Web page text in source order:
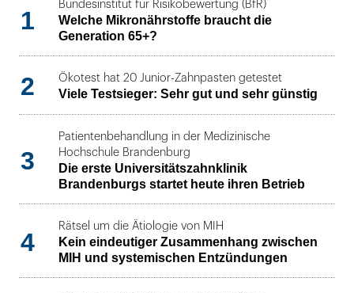
1
Bundesinstitut für Risikobewertung (BfR)
Welche Mikronährstoffe braucht die
Generation 65+?
2 Ökotest hat 20 Junior-Zahnpasten getestet
Viele Testsieger: Sehr gut und sehr günstig
3
Patientenbehandlung in der Medizinische
Hochschule Brandenburg
Die erste Universitätszahnklinik
Brandenburgs startet heute ihren Betrieb
4
Rätsel um die Ätiologie von MIH
Kein eindeutiger Zusammenhang zwischen
MIH und systemischen Entzündungen